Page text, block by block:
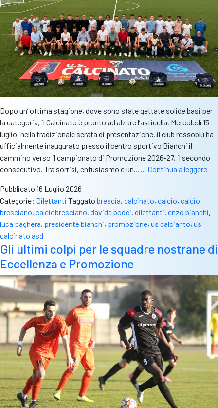
Promozione
Dopo un’ ottima stagione, dove sono state gettate solide basi per
la categoria, il Calcinato è pronto ad alzare l’asticella. Mercoledì 15
luglio, nella tradizionale serata di presentazione, il club rossoblù ha
ufficialmente inaugurato presso il centro sportivo Bianchi il
cammino verso il campionato di Promozione 2026-27, il secondo
consecutivo. Tra sorrisi, entusiasmo e un…… Continua a leggere
un
per
Pubblicato 16 Luglio 2026
Categorie: Dilettanti Taggato brescia, calcinato, calcio, calcio
bresciano, calciobresciano, davide bodei, dilettanti, enzo bianchi,
luca paghera, presidente bianchi, promozione, us calcianto, us
calcinato asd
Gli ultimi colpi per le squadre nostrane di
Eccellenza e Promozione